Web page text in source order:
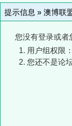
提示信息 » 澳博联
您没有登录或者
用户组权限
您还不是论